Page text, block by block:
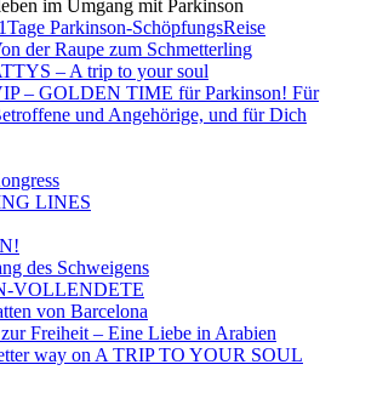
im Umgang mit Parkinson
Parkinson-SchöpfungsReise
der Raupe zum Schmetterling
– A trip to your soul
– GOLDEN TIME für Parkinson! Für
und Angehörige, und für Dich
LINES
des Schweigens
VOLLENDETE
von Barcelona
Freiheit – Eine Liebe in Arabien
way on A TRIP TO YOUR SOUL